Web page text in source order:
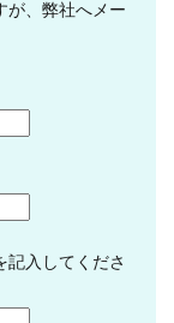
が、弊社へメー
記入してくださ